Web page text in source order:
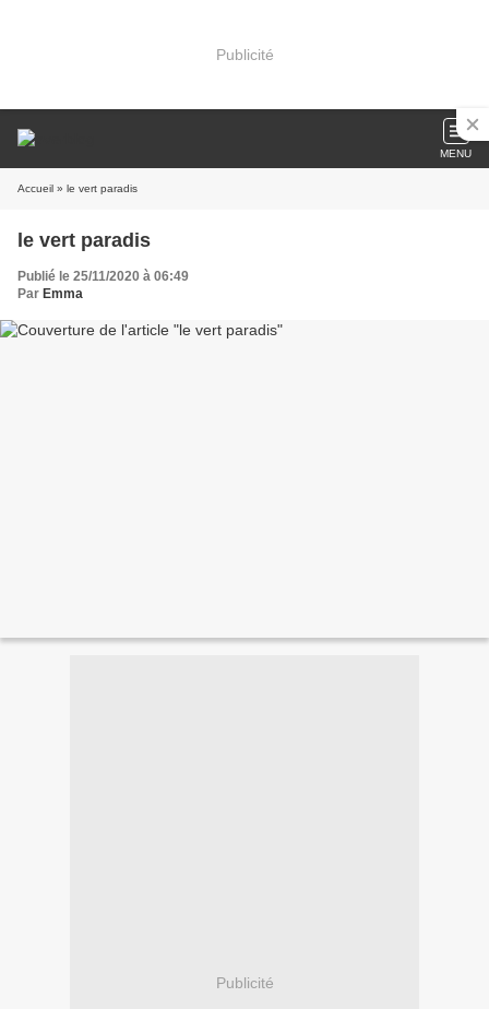
Publicité
MENU
Accueil » le vert paradis
le vert paradis
Publié le 25/11/2020 à 06:49
Par Emma
Publicité